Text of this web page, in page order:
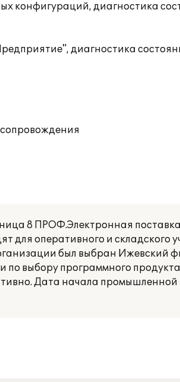
конфигураций, диагностика
диагностика
8 ПРОФ.Электронная
для оперативного и складского
был выбран Ижевский
выбору программного
Дата начала промышленной